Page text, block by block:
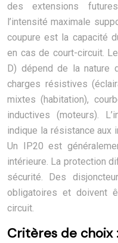
des extensions
l’intensité maximale
coupure est la capacité
en cas de court-circuit.
D) dépend de la nature
charges résistives
mixtes (habitation),
inductives (moteurs).
indique la résistance aux
Un IP20 est
intérieure. La protection
sécurité. Des
obligatoires et doivent
circuit.
Critères de choix